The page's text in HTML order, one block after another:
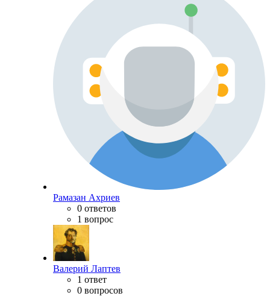
Рамазан Ахриев
0 ответов
1 вопрос
Валерий Лаптев
1 ответ
0 вопросов